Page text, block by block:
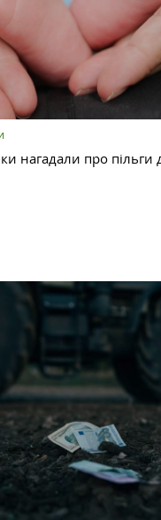
нагадали про пільги